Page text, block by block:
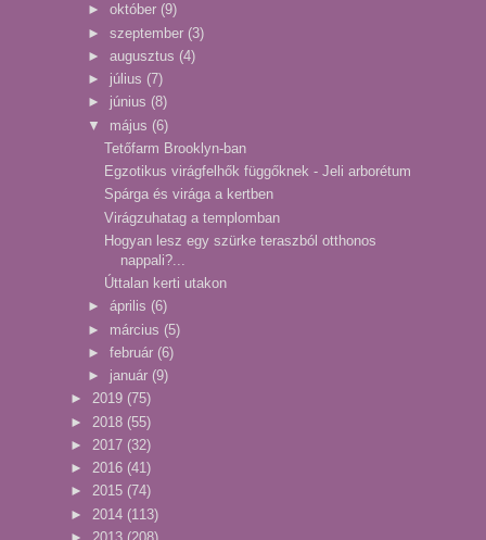
► október (9)
► szeptember (3)
► augusztus (4)
► július (7)
► június (8)
▼ május (6)
Tetőfarm Brooklyn-ban
Egzotikus virágfelhők függőknek - Jeli arborétum
Spárga és virága a kertben
Virágzuhatag a templomban
Hogyan lesz egy szürke teraszból otthonos
nappali?...
Úttalan kerti utakon
► április (6)
► március (5)
► február (6)
► január (9)
► 2019 (75)
► 2018 (55)
► 2017 (32)
► 2016 (41)
► 2015 (74)
► 2014 (113)